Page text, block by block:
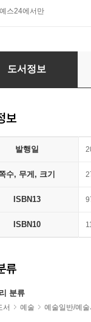
스24에서만
빛의 순간들 (큰글자
도서정보
보
발행일
수, 무게, 크기
ISBN13
ISBN10
류
분류
서 예술 예술일반/예